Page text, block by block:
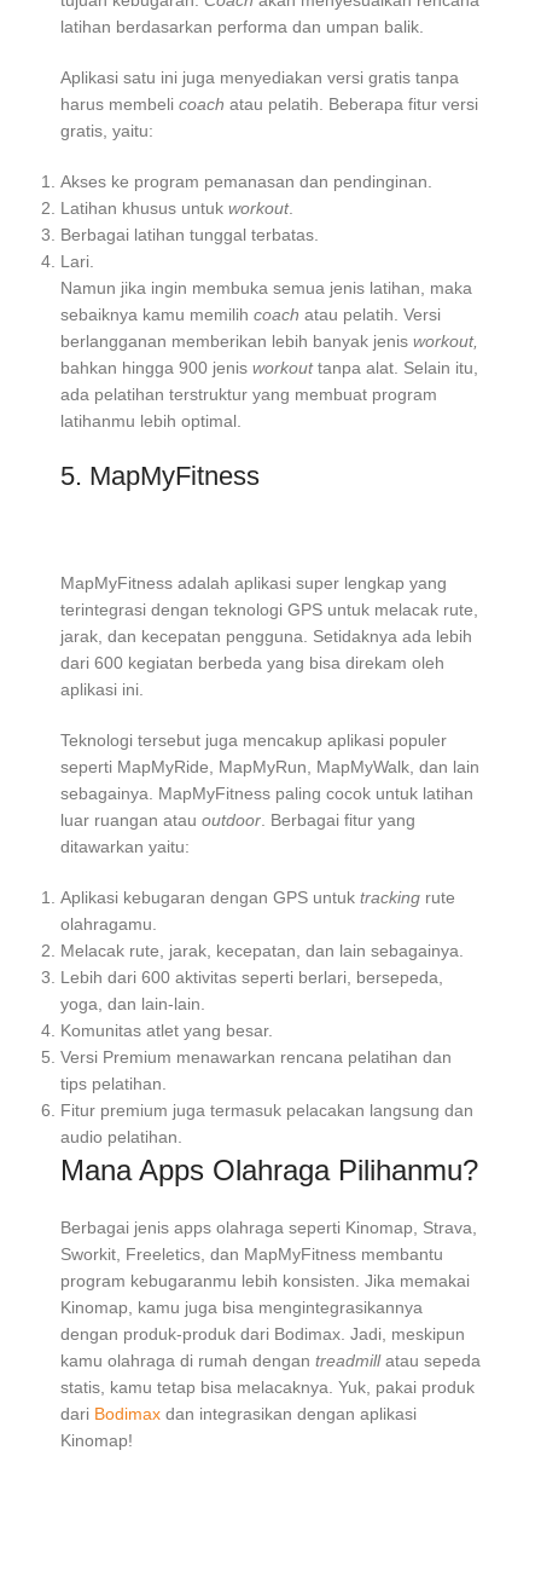
latihan berdasarkan performa dan umpan balik.
Aplikasi satu ini juga menyediakan versi gratis tanpa
harus membeli coach atau pelatih. Beberapa fitur versi
gratis, yaitu:
Akses ke program pemanasan dan pendinginan.
Latihan khusus untuk workout.
Berbagai latihan tunggal terbatas.
Lari.
Namun jika ingin membuka semua jenis latihan, maka
sebaiknya kamu memilih coach atau pelatih. Versi
berlangganan memberikan lebih banyak jenis workout,
bahkan hingga 900 jenis workouttanpa alat. Selain itu,
ada pelatihan terstruktur yang membuat program
latihanmu lebih optimal.
5. MapMyFitness
MapMyFitness adalah aplikasi super lengkap yang
terintegrasi dengan teknologi GPS untuk melacak rute,
jarak, dan kecepatan pengguna. Setidaknya ada lebih
dari 600 kegiatan berbeda yang bisa direkam oleh
aplikasi ini.
Teknologi tersebut juga mencakup aplikasi populer
seperti MapMyRide, MapMyRun, MapMyWalk, dan lain
sebagainya. MapMyFitness paling cocok untuk latihan
luar ruangan atau outdoor . Berbagai fitur yang
ditawarkan yaitu:
Aplikasi kebugaran dengan GPS untuk tracking rute
olahragamu.
Melacak rute, jarak, kecepatan, dan lain sebagainya.
Lebih dari 600 aktivitas seperti berlari, bersepeda,
yoga, dan lain-lain.
Komunitas atlet yang besar.
Versi Premium menawarkan rencana pelatihan dan
tips pelatihan.
Fitur premium juga termasuk pelacakan langsung dan
audio pelatihan.
Mana Apps Olahraga Pilihanmu?
Berbagai jenis apps olahraga seperti Kinomap, Strava,
Sworkit, Freeletics, dan MapMyFitness membantu
program kebugaranmu lebih konsisten. Jika memakai
Kinomap, kamu juga bisa mengintegrasikannya
dengan produk-produk dari Bodimax. Jadi, meskipun
kamu olahraga di rumah dengan treadmillatau sepeda
statis, kamu tetap bisa melacaknya. Yuk, pakai produk
dari Bodimax dan integrasikan dengan aplikasi
Kinomap!